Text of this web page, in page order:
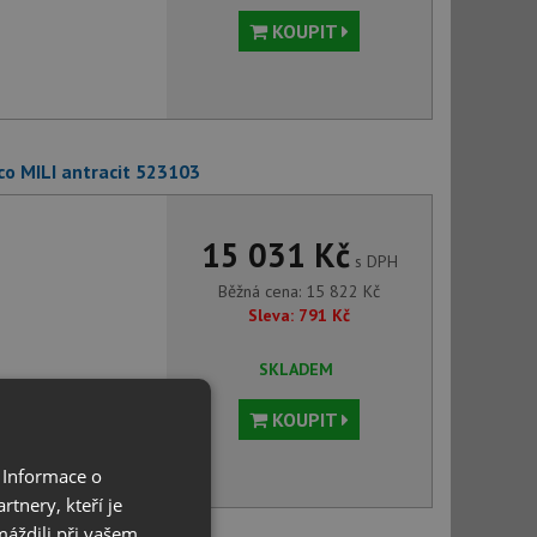
KOUPIT
MILI antracit 523103
15 031 Kčs DPH
Běžná cena: 15 822 Kč
Sleva: 791 Kč
SKLADEM
KOUPIT
o
kteří je